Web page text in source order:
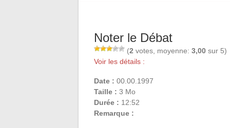
Noter le Débat
(2 votes, moyenne: 3,00 sur 5)
Voir les détails :
Date : 00.00.1997
Taille : 3 Mo
Durée : 12:52
Remarque :